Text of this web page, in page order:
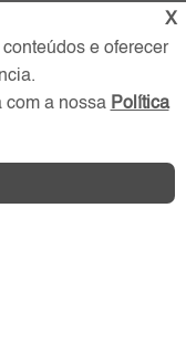
X
e oferecer
com a nossa Política